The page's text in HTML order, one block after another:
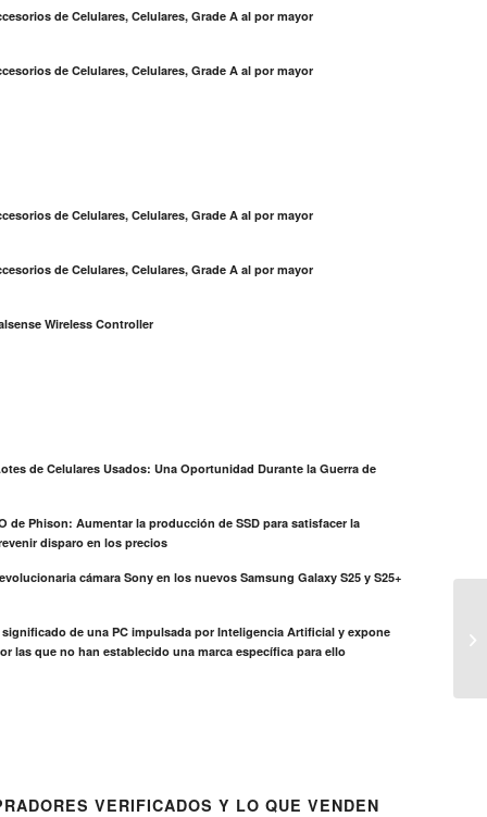
de Celulares, Celulares, Grade A al por mayor
de Celulares, Celulares, Grade A al por mayor
de Celulares, Celulares, Grade A al por mayor
de Celulares, Celulares, Grade A al por mayor
Wireless Controller
de Celulares Usados: Una Oportunidad Durante la Guerra de
de Phison: Aumentar la producción de SSD para satisfacer la
disparo en los precios
cámara Sony en los nuevos Samsung Galaxy S25 y S25+
significado de una PC impulsada por Inteligencia Artificial y expone
las que no han establecido una marca específica para ello
VERIFICADOS Y LO QUE VENDEN